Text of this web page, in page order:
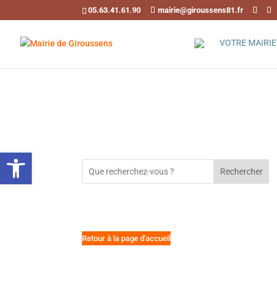
05.63.41.61.90 mairie@giroussens81.fr
VOTRE MAIRIE
Rechercher
Retour à la page d'accueil
Ouvrir la barre d’outils